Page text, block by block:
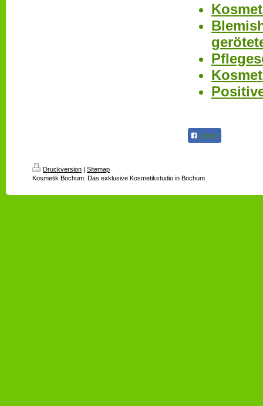
Teilen
Druckversion | Sitemap
Kosmetik Bochum: Das exklusive Kosmetikstudio in Bochum.